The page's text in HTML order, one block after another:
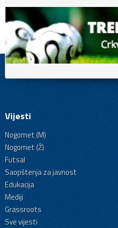
Vijesti
Nogomet (M)
Nogomet (Ž)
Futsal
Saopštenja za javnost
Edukacija
Mediji
Grassroots
Sve vijesti